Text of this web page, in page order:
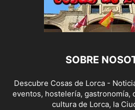
SOBRE
Descubre Cosas de Lorca -
eventos, hostelería, gastronomía,
cultura de Lorca, la